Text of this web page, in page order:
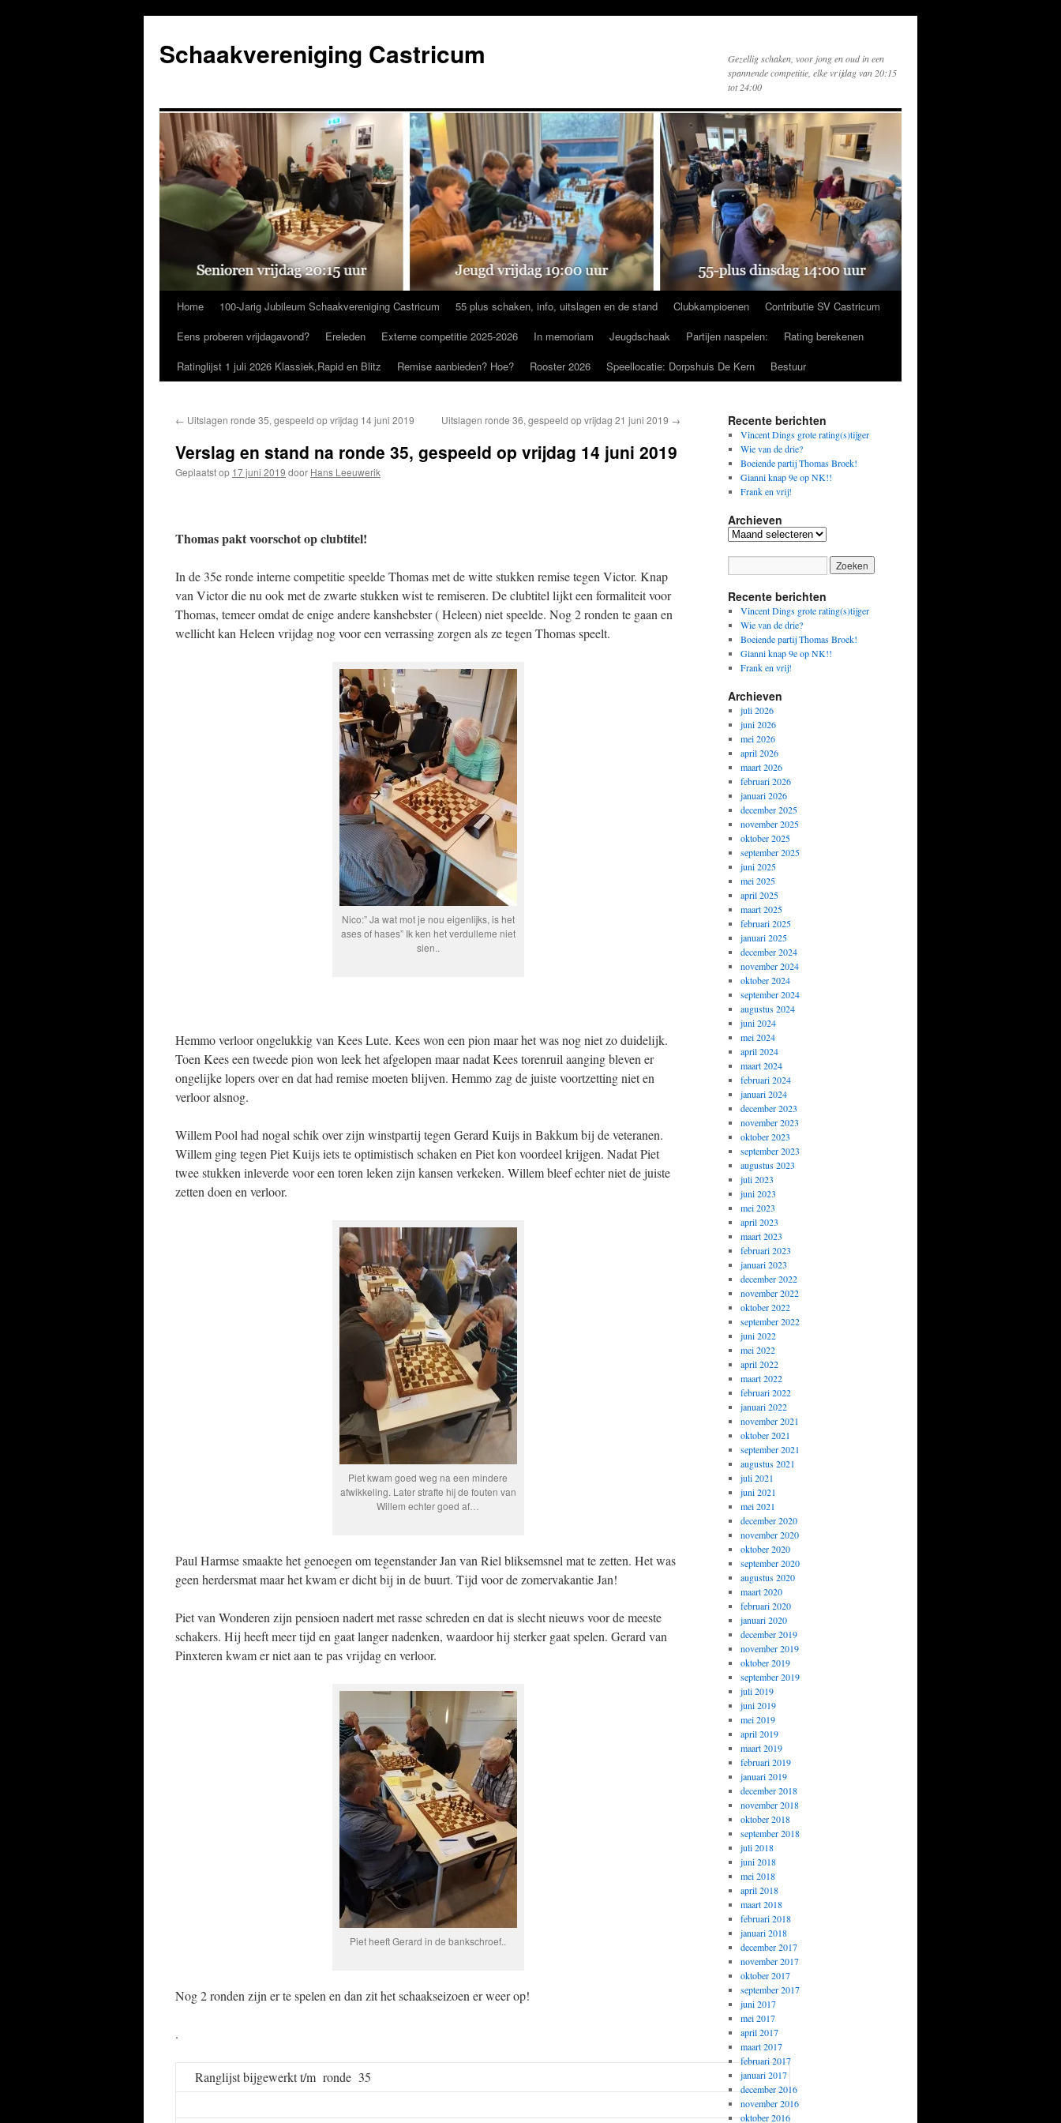
de
inhoud
Schaakvereniging Castricum
Gezellig schaken, voor jong en oud in een
spannende competitie, elke vrijdag van 20:15
tot 24:00
Home 100-Jarig Jubileum Schaakvereniging Castricum 55 plus schaken, info, uitslagen en de stand Clubkampioenen
Contributie SV Castricum
Eens proberen vrijdagavond?
Ereleden Externe competitie 2025-2026 In memoriam Jeugdschaak Partijen naspelen:
Rating berekenen
Ratinglijst 1 juli 2026 Klassiek,Rapid en Blitz
Remise aanbieden? Hoe? Rooster 2026 Speellocatie: Dorpshuis De Kern Bestuur
← Uitslagen ronde 35, gespeeld op vrijdag 14 juni 2019 Uitslagen ronde 36, gespeeld op vrijdag 21 juni 2019 →
Verslag en stand na ronde 35, gespeeld op vrijdag 14 juni 2019
Geplaatst op 17 juni 2019 door Hans Leeuwerik
Thomas pakt voorschot op clubtitel!
In de 35e ronde interne competitie speelde Thomas met de witte stukken remise tegen Victor. Knap
van Victor die nu ook met de zwarte stukken wist te remiseren. De clubtitel lijkt een formaliteit voor
Thomas, temeer omdat de enige andere kanshebster ( Heleen) niet speelde. Nog 2 ronden te gaan en
wellicht kan Heleen vrijdag nog voor een verrassing zorgen als ze tegen Thomas speelt.
Nico:” Ja wat mot je nou eigenlijks, is het
ases of hases” Ik ken het verdulleme niet
sien..
Hemmo verloor ongelukkig van Kees Lute. Kees won een pion maar het was nog niet zo duidelijk.
Toen Kees een tweede pion won leek het afgelopen maar nadat Kees torenruil aanging bleven er
ongelijke lopers over en dat had remise moeten blijven. Hemmo zag de juiste voortzetting niet en
verloor alsnog.
Willem Pool had nogal schik over zijn winstpartij tegen Gerard Kuijs in Bakkum bij de veteranen.
Willem ging tegen Piet Kuijs iets te optimistisch schaken en Piet kon voordeel krijgen. Nadat Piet
twee stukken inleverde voor een toren leken zijn kansen verkeken. Willem bleef echter niet de juiste
zetten doen en verloor.
Piet kwam goed weg na een mindere
afwikkeling. Later strafte hij de fouten van
Willem echter goed af…
Paul Harmse smaakte het genoegen om tegenstander Jan van Riel bliksemsnel mat te zetten. Het was
geen herdersmat maar het kwam er dicht bij in de buurt. Tijd voor de zomervakantie Jan!
Piet van Wonderen zijn pensioen nadert met rasse schreden en dat is slecht nieuws voor de meeste
schakers. Hij heeft meer tijd en gaat langer nadenken, waardoor hij sterker gaat spelen. Gerard van
Pinxteren kwam er niet aan te pas vrijdag en verloor.
Piet heeft Gerard in de bankschroef..
Nog 2 ronden zijn er te spelen en dan zit het schaakseizoen er weer op!
.
Ranglijst bijgewerkt t/m ronde 35
Recente berichten
Vincent Dings grote rating(s)tijger
Wie van de drie?
Boeiende partij Thomas Broek!
Gianni knap 9e op NK!!
Frank en vrij!
Archieven
Archieven
Recente berichten
Vincent Dings grote rating(s)tijger
Wie van de drie?
Boeiende partij Thomas Broek!
Gianni knap 9e op NK!!
Frank en vrij!
Archieven
juli 2026
juni 2026
mei 2026
april 2026
maart 2026
februari 2026
januari 2026
december 2025
november 2025
oktober 2025
september 2025
juni 2025
mei 2025
april 2025
maart 2025
februari 2025
januari 2025
december 2024
november 2024
oktober 2024
september 2024
augustus 2024
juni 2024
mei 2024
april 2024
maart 2024
februari 2024
januari 2024
december 2023
november 2023
oktober 2023
september 2023
augustus 2023
juli 2023
juni 2023
mei 2023
april 2023
maart 2023
februari 2023
januari 2023
december 2022
november 2022
oktober 2022
september 2022
juni 2022
mei 2022
april 2022
maart 2022
februari 2022
januari 2022
november 2021
oktober 2021
september 2021
augustus 2021
juli 2021
juni 2021
mei 2021
december 2020
november 2020
oktober 2020
september 2020
augustus 2020
maart 2020
februari 2020
januari 2020
december 2019
november 2019
oktober 2019
september 2019
juli 2019
juni 2019
mei 2019
april 2019
maart 2019
februari 2019
januari 2019
december 2018
november 2018
oktober 2018
september 2018
juli 2018
juni 2018
mei 2018
april 2018
maart 2018
februari 2018
januari 2018
december 2017
november 2017
oktober 2017
september 2017
juni 2017
mei 2017
april 2017
maart 2017
februari 2017
januari 2017
december 2016
november 2016
oktober 2016